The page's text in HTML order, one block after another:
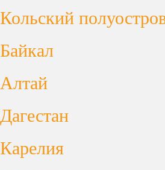
Кольский
Байкал
Алтай
Дагестан
Карелия